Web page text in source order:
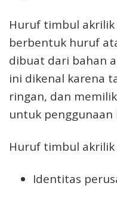
Huruf timbul akrilik
berbentuk huruf
dibuat dari bahan
ini dikenal karena
ringan, dan
untuk
Huruf timbul akrilik
Identitas